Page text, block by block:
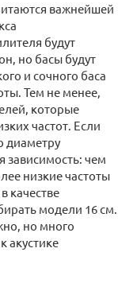
важнейшей
будут
но басы будут
и сочного баса
Тем не менее,
которые
частот. Если
диаметру
зависимость: чем
низкие частоты
качестве
модели 16 см.
но много
акустике